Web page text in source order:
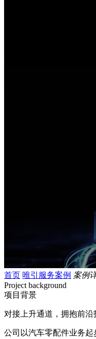
首页 唯引服务案例 案例
Project background
项目背景
对接上升通道，拥抱前
公司以汽车零配件业务